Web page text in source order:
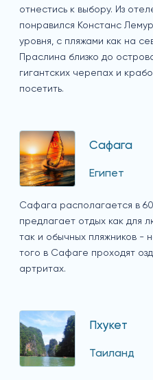
отнестись к выбору. Из
понравился Констанс
уровня, с пляжами как на
Праслина близко до
гигантских черепах и
посетить.
Сафага
Египет
Сафага располагается в
предлагает отдых как для
так и обычных пляжников -
того в Сафаге проходят
артритах.
Пхукет
Таиланд